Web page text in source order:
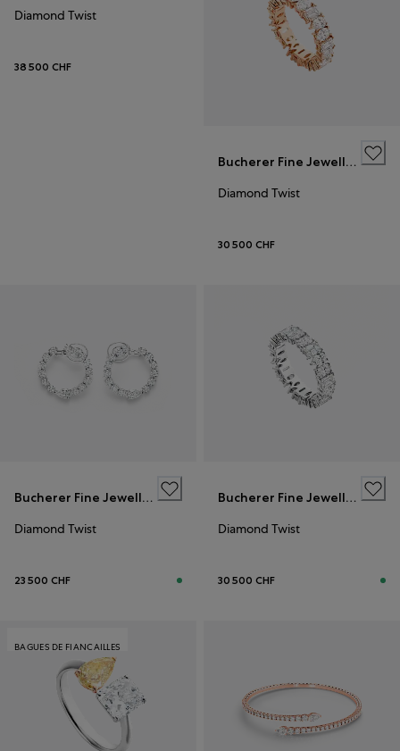
Diamond Twist
38 500 CHF
Bucherer Fine Jewellery
Diamond Twist
30 500 CHF
Bucherer Fine Jewellery
Diamond Twist
23 500 CHF
Bucherer Fine Jewellery
Diamond Twist
30 500 CHF
BAGUES DE FIANCAILLES